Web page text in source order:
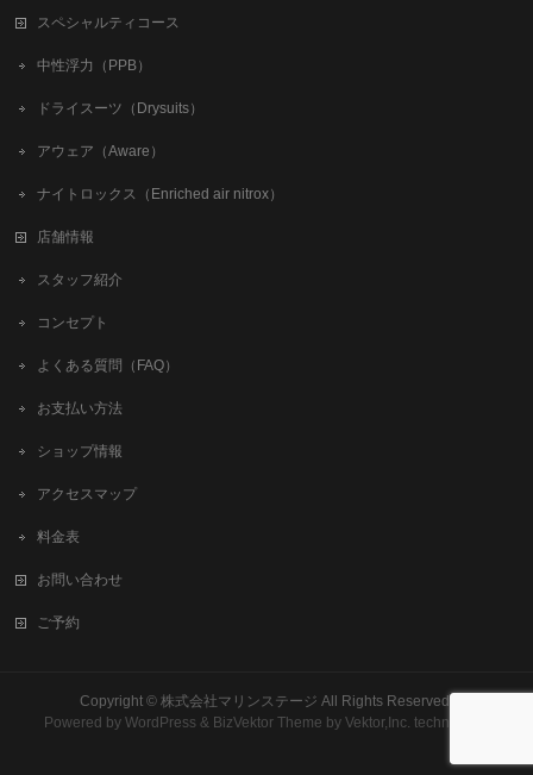
スペシャルティコース
中性浮力（PPB）
ドライスーツ（Drysuits）
アウェア（Aware）
ナイトロックス（Enriched air nitrox）
店舗情報
スタッフ紹介
コンセプト
よくある質問（FAQ）
お支払い方法
ショップ情報
アクセスマップ
料金表
お問い合わせ
ご予約
Copyright © 株式会社マリンステージ All Rights Reserved.
Powered byWordPress & BizVektor Theme byVektor,Inc. technology.